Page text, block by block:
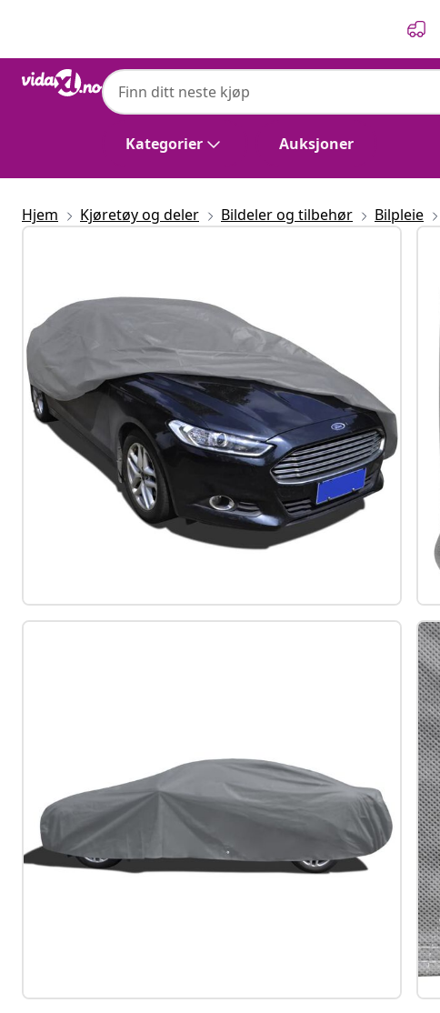
Kategorier Auksjoner
Hjem Kjøretøy og deler Bildeler og tilbehør Bilpleie